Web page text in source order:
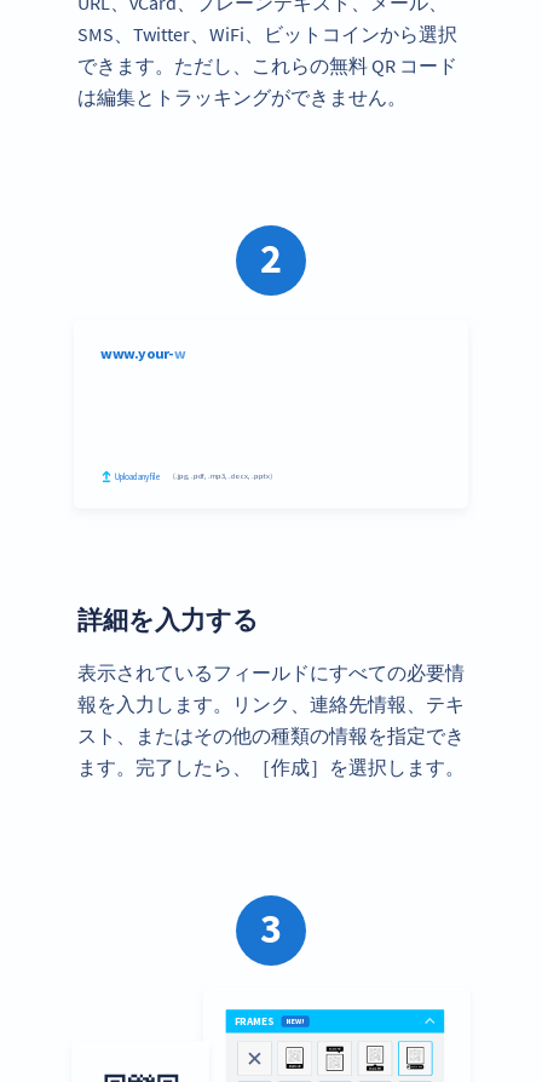
SMS、Twitter、WiFi、ビットコインから選択
できます。ただし、これらの無料 QR コード
は編集とトラッキングができません。
2
詳細を入力する
表示されているフィールドにすべての必要情
報を入力します。リンク、連絡先情報、テキ
スト、またはその他の種類の情報を指定でき
ます。完了したら、［作成］を選択します。
3